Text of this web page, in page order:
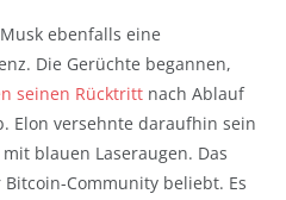
ebenfalls eine
Die Gerüchte begannen,
seinen Rücktritt nach Ablauf
Elon versehnte daraufhin sein
blauen Laseraugen. Das
Community beliebt. Es